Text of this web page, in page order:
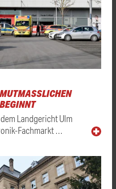
M
Landgericht Ulm
Fachmarkt …